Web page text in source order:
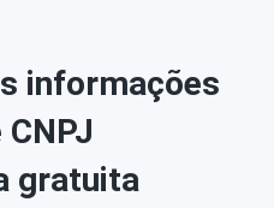
informações
gratuita